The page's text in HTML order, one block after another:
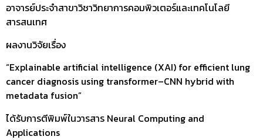
อาจารย์ประจำสาขาวิชาวิทยาการคอมพิวเตอร์และเทคโนโลยี
สารสนเทศ
ผลงานวิจัยเรื่อง
“Explainable artificial intelligence (XAI) for efficient lung
cancer diagnosis using transformer–CNN hybrid with
metadata fusion”
ได้รับการตีพิมพ์ในวารสาร Neural Computing and
Applications